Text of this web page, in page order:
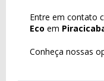
Entre em contato
Eco em
Conheça nossas